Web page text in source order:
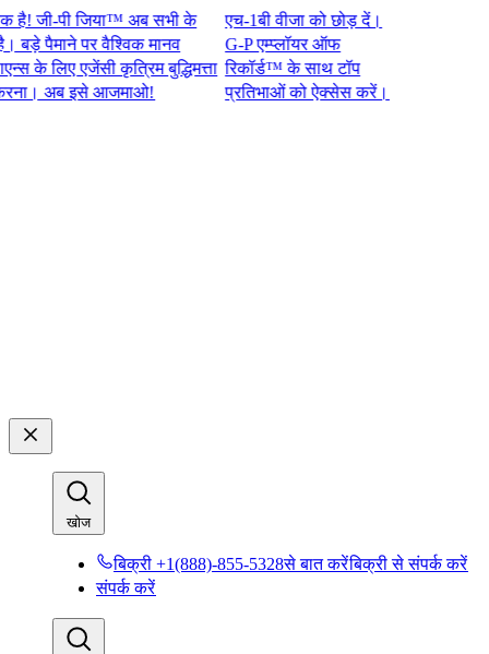
पी जिया™ अब सभी के
पैमाने पर वैश्विक मानव
लिए एजेंसी कृत्रिम बुद्धिमत्ता
अब इसे आजमाओ!​​
एच-1बी वीजा को छोड़ दें।
G-P एम्प्लॉयर ऑफ
रिकॉर्ड™ के साथ टॉप
प्रतिभाओं को ऐक्सेस करें।​​
खोज​​
बिक्री +1(888)-855-5328से बात करें​​बिक्री से संपर्क करें​​
संपर्क करें​​